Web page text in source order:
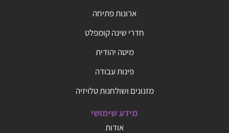
ארונות פתיחה
חדרי שינה קומפלט
מיטה יהודית
פינות עבודה
מזנונים ושולחנות טלויזיה
מידע שימושי
אודות